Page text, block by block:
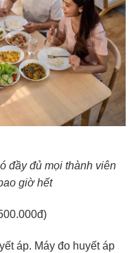
đầy đủ mọi thành viên
giờ hết
áp. Máy đo huyết áp